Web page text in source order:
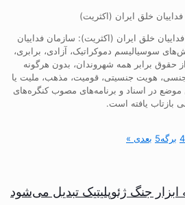
خلق ایران (اکثریت)
خلق ایران (اکثریت): سازمان فداییان
سوسیالیسم دموکراتیک، آزادی، برابری،
حقوق برابر همه شهروندان، بدون هرگونه
هویت جنسیتی، قومیت، مذهب، ملیت یا
در اسناد و برنامه‌های مصوب کنگره‌های
برگه5 بعدی »
جنگ ژئوپلیتیک تبدیل می‌شود